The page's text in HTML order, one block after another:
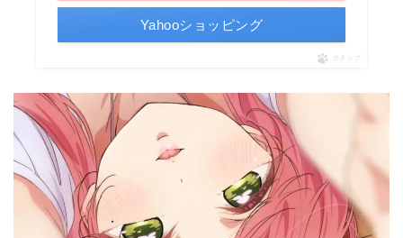
Yahooショッピング
ポチップ